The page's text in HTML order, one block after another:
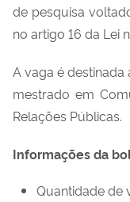
de pesquisa
no artigo 16 da Lei
A vaga é
mestrado em
Relações Públicas.
Informações da
Quantidade de